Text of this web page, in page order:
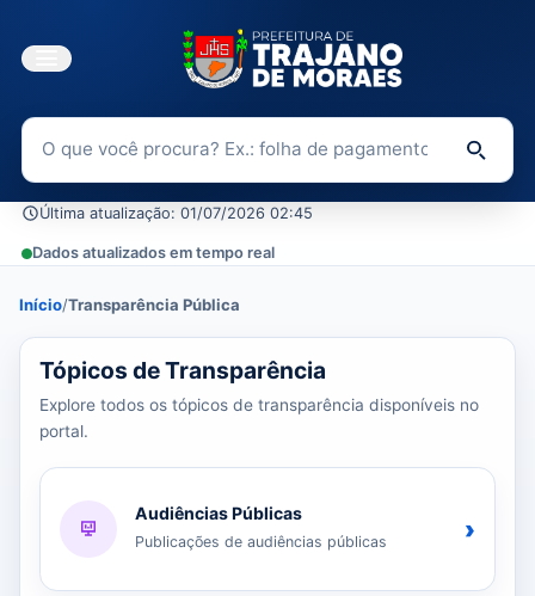
Buscar no Portal da Transparência
Última atualização: 01/07/2026 02:45
Dados atualizados em tempo real
Início/Transparência Pública
37 tópicos carregados do banco de dados.
Tópicos de Transparência
Explore todos os tópicos de transparência disponíveis no
portal.
Audiências Públicas
Publicações de audiências públicas ›